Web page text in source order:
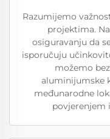
Razumijemo
projektima.
osiguravanju da
isporučuju
možemo
aluminijumske
međunarodne
povjerenjem